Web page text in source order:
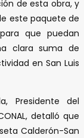
de esta obra, y
este paquete de
que puedan
clara suma de
en San Luis
Presidente del
detalló que
Calderón-San